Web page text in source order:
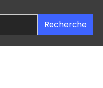
Recherche